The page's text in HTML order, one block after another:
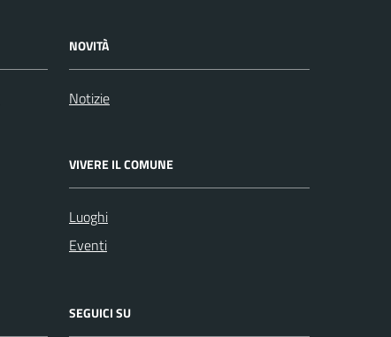
NOVITÀ
Notizie
VIVERE IL COMUNE
Luoghi
Eventi
SEGUICI SU